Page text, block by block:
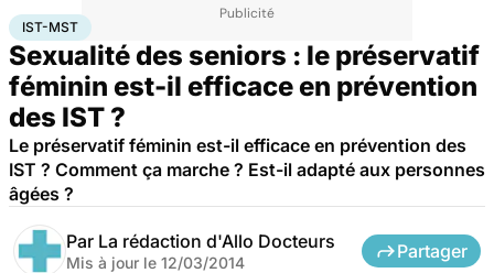
AccueilSanté
IST-MST
Sexualité des seniors : le préservatif
féminin est-il efficace en prévention
des IST ?
Le préservatif féminin est-il efficace en prévention des
IST ? Comment ça marche ? Est-il adapté aux personnes
âgées ?
Par La rédaction d'Allo Docteurs
Mis à jour le 12/03/2014
Partager